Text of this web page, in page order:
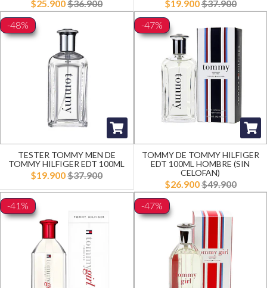
$25.900$36.900 $19.900$37.900
-48%
TESTER TOMMY MEN DE
TOMMY HILFIGER EDT 100ML
$19.900$37.900
-47%
TOMMY DE TOMMY HILFIGER
EDT 100ML HOMBRE (SIN
CELOFAN)
$26.900$49.900
-41%
-47%